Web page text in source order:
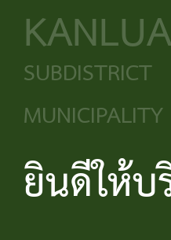
ข้อมูล
พื้น
ฐาน
วิสัยทัศน์
และ
ยุทธศาสตร์
ประชาชน
ศูนย์ช่วย
ประชาชน
แบบ
ฟอร์ม
นิติบัญญัติ
โครงสร้าง
บริหาร
โครงสร้าง
ส่วน
แผน
งาน
ข้อมูล
ข่าวสาร
สถานะ
ความ
เดือด
ร้อน
ร้อง
ร้อง
ทุกข์
SUBDISTRICT
MUNICIPALITY
ยินดีให้บ